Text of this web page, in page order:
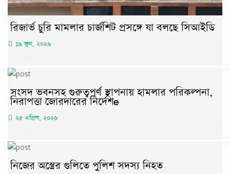
রিজার্ভ চুরি মামলার চার্জশিট প্রসঙ্গে যা বলছে সিআইডি
১৯ জুন, ২০২৬
সংসদ ভবনসহ গুরুত্বপূর্ণ স্থাপনায় হামলার পরিকল্পনা,
নিরাপত্তা জোরদারের নির্দেশe
২৫ এপ্রিল, ২০২৬
নিজের অস্ত্রের গুলিতে পুলিশ সদস্য নিহত